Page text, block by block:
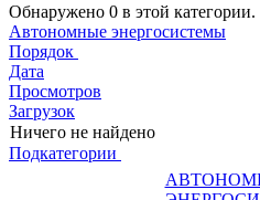
Обнаружено 0 в этой категории.
Автономные энергосистемы
Порядок
Дата
Просмотров
Загрузок
Ничего не найдено
Подкатегории